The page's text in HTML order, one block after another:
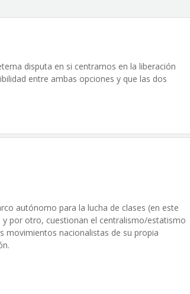
disputa en si centrarnos en la liberación
entre ambas opciones y que las dos
autónomo para la lucha de clases (en este
por otro, cuestionan el centralismo/estatismo
movimientos nacionalistas de su propia